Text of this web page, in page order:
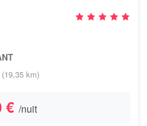
(19,35 km)
€ /nuit